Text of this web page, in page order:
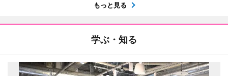
もっと見る
学ぶ・知る